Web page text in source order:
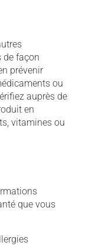
de façon
prévenir
ou
auprès de
en
vitamines ou
que vous